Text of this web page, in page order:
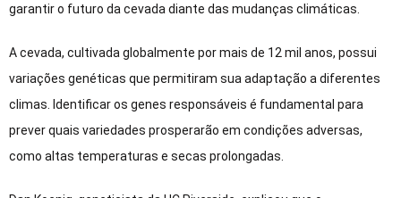
garantir o futuro da cevada diante das mudanças climáticas.
A cevada, cultivada globalmente por mais de 12 mil anos, possui
variações genéticas que permitiram sua adaptação a diferentes
climas. Identificar os genes responsáveis é fundamental para
prever quais variedades prosperarão em condições adversas,
como altas temperaturas e secas prolongadas.